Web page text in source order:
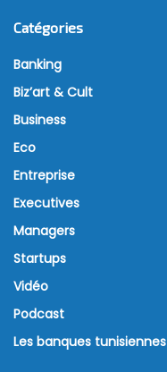
Catégories
Banking
Biz’art & Cult
Business
Eco
Entreprise
Executives
Managers
Startups
Vidéo
Podcast
Les banques tunisiennes